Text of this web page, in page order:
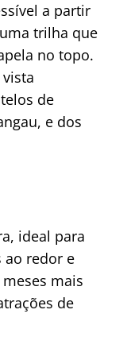
a partir
trilha que
no topo.
de
e dos
ideal para
ao redor e
mais
de